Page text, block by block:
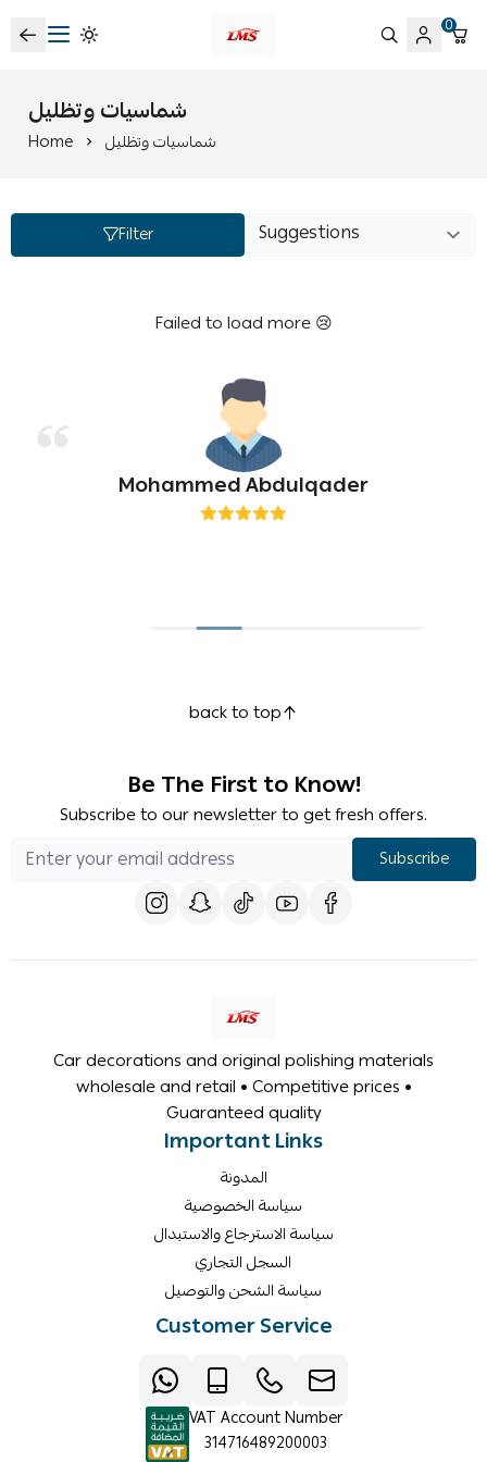
متجر لمسات الشرقية لزينة سيارات LMS
0
شماسيات وتظليل
Home شماسيات وتظليل
Filter
Failed to load more 😢
Mohammed Abdulqader
back to top
Be The First to Know!
Subscribe to our newsletter to get fresh offers.
Subscribe
Car decorations and original polishing materials
wholesale and retail • Competitive prices •
Guaranteed quality
Important Links
المدونة
سياسة الخصوصية
سياسة الاسترجاع والاستبدال
السجل التجاري
سياسة الشحن والتوصيل
Customer Service
VAT Account Number
314716489200003